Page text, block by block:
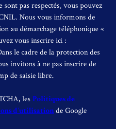
pas respectés, vous pouvez
Nous vous informons de
au démarchage téléphonique «
vous inscrire ici :
le cadre de la protection des
invitons à ne pas inscrire de
de saisie libre.
les Politiques de
d'utilisationde Google